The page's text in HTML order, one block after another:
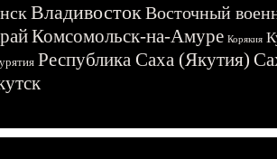
ВладивостокВосточный
Комсомольск-на-Амуре Корякия
Республика Саха (Якутия)